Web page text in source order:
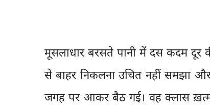
मूसलाधार बरसते पानी में दस कदम दूर
से बाहर निकलना उचित नहीं समझा और
जगह पर आकर बैठ गई। वह क्लास